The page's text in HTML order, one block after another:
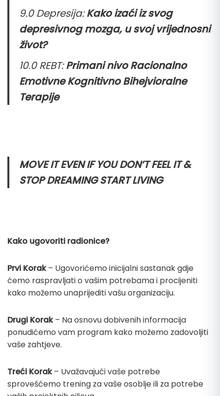
9.0 Depresija:Kako izaći iz svog
depresivnog mozga, u svoj vrijednosni
život?
10.0 REBT:Primani nivo Racionalno
Emotivne Kognitivno Bihejvioralne
Terapije
MOVE IT EVEN IF YOU DON’T FEEL IT &
STOP DREAMING START LIVING
Kako ugovoriti radionice?
Prvi Korak– Ugovorićemo inicijalni sastanak gdje
ćemo raspravljati o vašim potrebama i procijeniti
kako možemo unaprijediti vašu organizaciju.
Drugi Korak– Na osnovu dobivenih informacija
ponudićemo vam program kako možemo zadovoljiti
vaše zahtjeve.
Treći Korak– Uvažavajući vaše potrebe
sprovešćemo trening za vaše osoblje ili za potrebe